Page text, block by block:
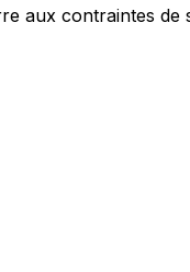
aux contraintes de